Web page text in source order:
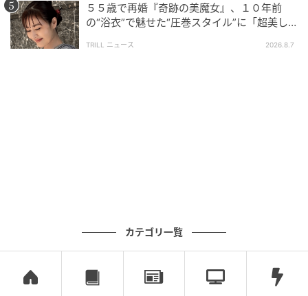
５５歳で再婚『奇跡の美魔女』、１０年前
の“浴衣”で魅せた“圧巻スタイル”に「超美し
TRILL ニュース 2026.8.7
カテゴリ一覧